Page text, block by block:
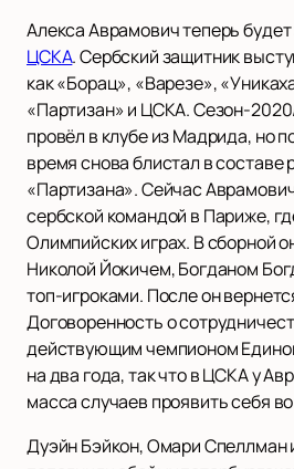
Алекса Аврамович теперь
ЦСКА. Сербский защитник
как «Борац», «Варезе»,
«Партизан» и ЦСКА. Сезон-
провёл в клубе из Мадрида, но
время снова блистал в составе
«Партизана». Сейчас
сербской командой в Париже,
Олимпийских играх. В сборной
Николой Йокичем, Богданом
топ-игроками. После он
Договоренность о
действующим чемпионом
на два года, так что в ЦСКА у
масса случаев проявить себя
Дуэйн Бэйкон, Омари Спеллман